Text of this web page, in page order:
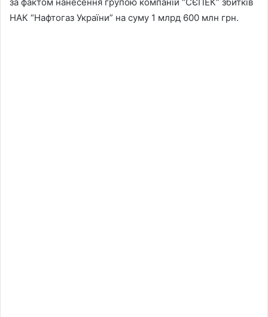
НАК “Нафтогаз України” на суму 1 млрд 600 млн грн.